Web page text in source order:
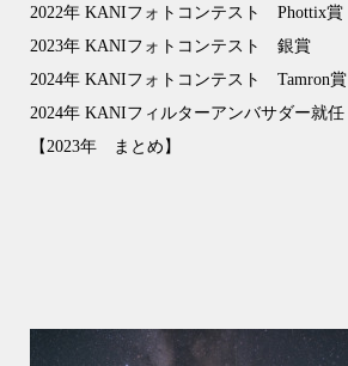
2022年 KANIフォトコンテスト Phottix賞
2023年 KANIフォトコンテスト 銀賞
2024年 KANIフォトコンテスト Tamron賞
2024年 KANIフィルターアンバサダー就任
【2023年 まとめ】